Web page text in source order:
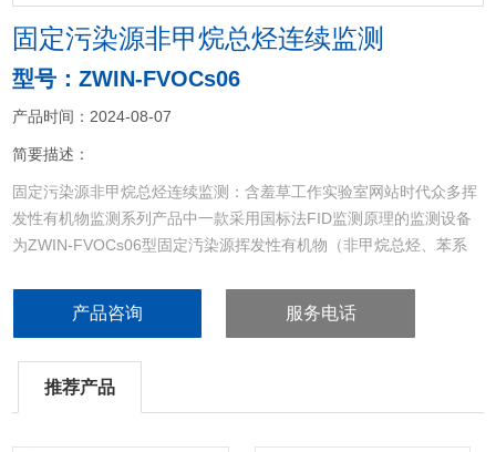
固定污染源非甲烷总烃连续监测
型号：ZWIN-FVOCs06
产品时间：2024-08-07
简要描述：
固定污染源非甲烷总烃连续监测：含羞草工作实验室网站时代众多挥
发性有机物监测系列产品中一款采用国标法FID监测原理的监测设备
为ZWIN-FVOCs06型固定汚染源挥发性有机物（非甲烷总烃、苯系
产品咨询 服务电话
推荐产品